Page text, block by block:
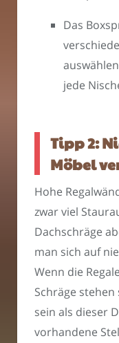
Das
jede
Tipp 2:
Möbel
Hohe
zwar viel
Dachschräge
man sich auf
Wenn die
Schräge
sein als dieser
vorhandene